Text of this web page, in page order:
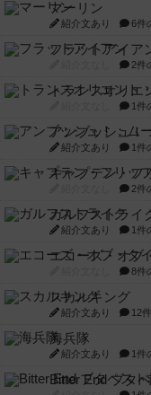
マーリン
紹介文あり 6件
フラットアイア
2件
トランスオリエ
1件
アンブッシュ！
紹介文あり 1件
キャプテン・フ
2件
ガルフストライ
紹介文あり 1件
エコーズ・オブ
8件
スカルキング
紹介文あり 12
海兵隊
紹介文あり 1件
Bitter End ブタ